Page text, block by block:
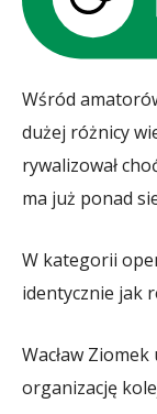
Wśród
dużej różnicy
rywalizował
ma już ponad
W kategorii
identycznie jak
Wacław
organizację